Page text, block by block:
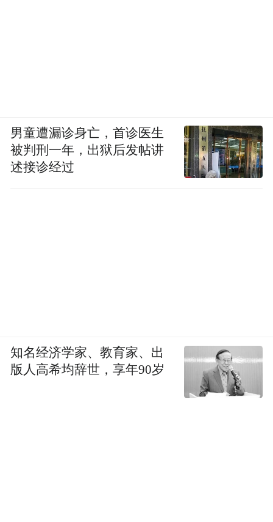
男童遭漏诊身亡，首诊医生
被判刑一年，出狱后发帖讲
述接诊经过
知名经济学家、教育家、出
版人高希均辞世，享年90岁